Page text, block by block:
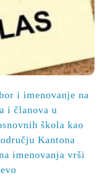
i imenovanje na
i članova u
škola kao
Kantona
imenovanja vrši